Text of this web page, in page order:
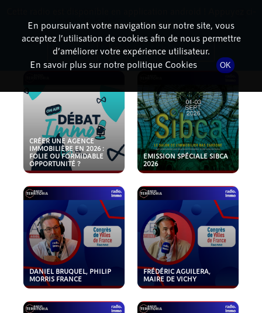
PODCASTS
CRÉER UNE AGENCE
IMMOBILIÈRE EN 2026 :
FOLIE OU FORMIDABLE
OPPORTUNITÉ ?
EMISSION SPÉCIALE SIBCA
2026
DANIEL BRUQUEL, PHILIP
MORRIS FRANCE
FRÉDÉRIC AGUILERA,
MAIRE DE VICHY
En poursuivant votre navigation sur notre site, vous
acceptez l’utilisation de cookies afin de nous permettre
d’améliorer votre expérience utilisateur.
En savoir plus sur notre politique Cookies
OK
dessous pour l'installer.
Non merci Télécharger l'application